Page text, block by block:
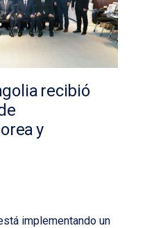
recibió
y
implementando un